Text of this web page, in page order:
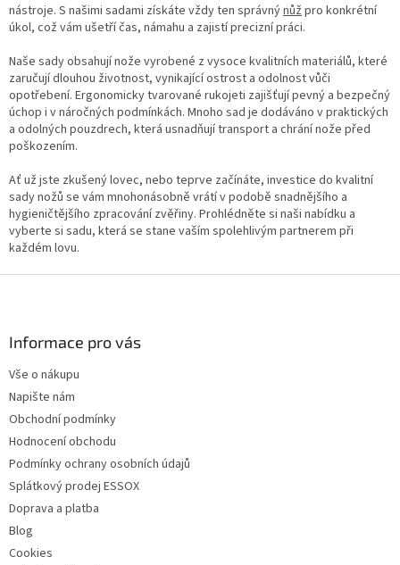
v
k
v
ý
p
i
s
nástroje. S našimi sadami získáte vždy ten správnýnůž pro konkrétní
úkol, což vám ušetří čas, námahu a zajistí precizní práci.
Naše sady obsahují nože vyrobené z vysoce kvalitních materiálů, které
zaručují dlouhou životnost, vynikající ostrost a odolnost vůči
opotřebení. Ergonomicky tvarované rukojeti zajišťují pevný a bezpečný
úchop i v náročných podmínkách. Mnoho sad je dodáváno v praktických
a odolných pouzdrech, která usnadňují transport a chrání nože před
poškozením.
Ať už jste zkušený lovec, nebo teprve začínáte, investice do kvalitní
sady nožů se vám mnohonásobně vrátí v podobě snadnějšího a
hygieničtějšího zpracování zvěřiny. Prohlédněte si naši nabídku a
vyberte si sadu, která se stane vaším spolehlivým partnerem při
každém lovu.
Informace pro vás
Vše o nákupu
Napište nám
Obchodní podmínky
Hodnocení obchodu
Podmínky ochrany osobních údajů
Splátkový prodej ESSOX
Doprava a platba
Blog
Cookies